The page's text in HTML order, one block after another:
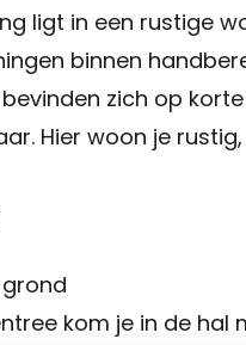
ligt in een rustige
binnen
zich op
Hier woon je
kom je in de